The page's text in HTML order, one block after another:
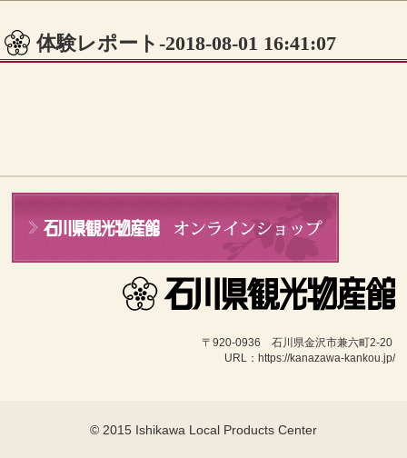
体験レポート-2018-08-01 16:41:07
〒920-0936　石川県金沢市兼六町2-20
URL：https://kanazawa-kankou.jp/
© 2015 Ishikawa Local Products Center